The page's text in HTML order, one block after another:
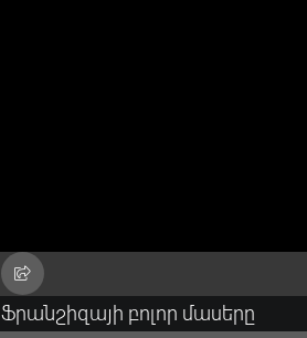
Ֆրանշիզայի բոլոր մասերը